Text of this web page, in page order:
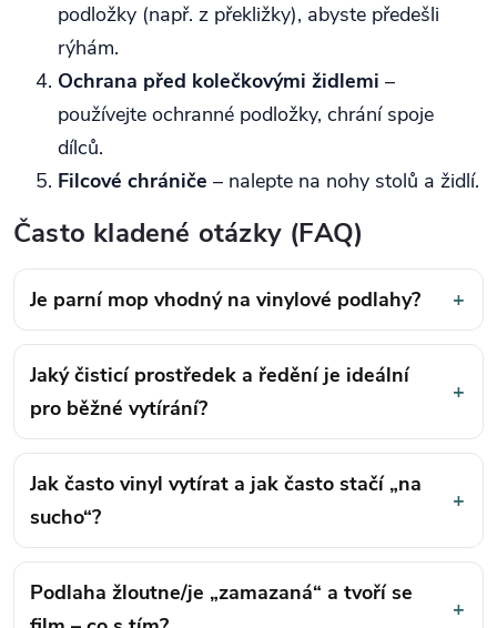
podložky (např. z překližky), abyste předešli
rýhám.
Ochrana před kolečkovými židlemi –
používejte ochranné podložky, chrání spoje
dílců.
Filcové chrániče – nalepte na nohy stolů a židlí.
Často kladené otázky (FAQ)
Je parní mop vhodný na vinylové podlahy? +
Jaký čisticí prostředek a ředění je ideální
pro běžné vytírání?
+
Jak často vinyl vytírat a jak často stačí „na
sucho“?
+
Podlaha žloutne/je „zamazaná“ a tvoří se
+